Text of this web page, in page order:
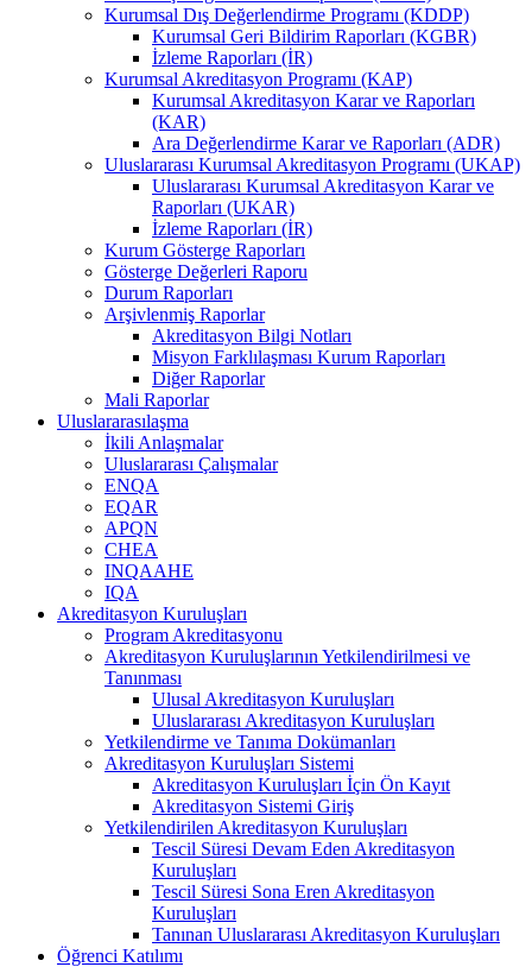
Kurumsal Dış Değerlendirme Programı (KDDP)
Kurumsal Geri Bildirim Raporları (KGBR)
İzleme Raporları (İR)
Kurumsal Akreditasyon Programı (KAP)
Kurumsal Akreditasyon Karar ve Raporları
(KAR)
Ara Değerlendirme Karar ve Raporları (ADR)
Uluslararası Kurumsal Akreditasyon Programı (UKAP)
Uluslararası Kurumsal Akreditasyon Karar ve
Raporları (UKAR)
İzleme Raporları (İR)
Kurum Gösterge Raporları
Gösterge Değerleri Raporu
Durum Raporları
Arşivlenmiş Raporlar
Akreditasyon Bilgi Notları
Misyon Farklılaşması Kurum Raporları
Diğer Raporlar
Mali Raporlar
Uluslararasılaşma
İkili Anlaşmalar
Uluslararası Çalışmalar
ENQA
EQAR
APQN
CHEA
INQAAHE
IQA
Akreditasyon Kuruluşları
Program Akreditasyonu
Akreditasyon Kuruluşlarının Yetkilendirilmesi ve
Tanınması
Ulusal Akreditasyon Kuruluşları
Uluslararası Akreditasyon Kuruluşları
Yetkilendirme ve Tanıma Dokümanları
Akreditasyon Kuruluşları Sistemi
Akreditasyon Kuruluşları İçin Ön Kayıt
Akreditasyon Sistemi Giriş
Yetkilendirilen Akreditasyon Kuruluşları
Tescil Süresi Devam Eden Akreditasyon
Kuruluşları
Tescil Süresi Sona Eren Akreditasyon
Kuruluşları
Tanınan Uluslararası Akreditasyon Kuruluşları
Öğrenci Katılımı